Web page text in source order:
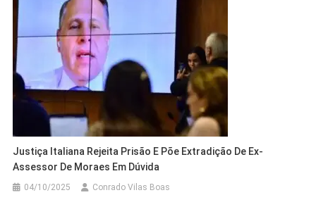
Justiça Italiana Rejeita Prisão E Põe Extradição De Ex-
Assessor De Moraes Em Dúvida
04/10/2025 Conrado Vilas Boas